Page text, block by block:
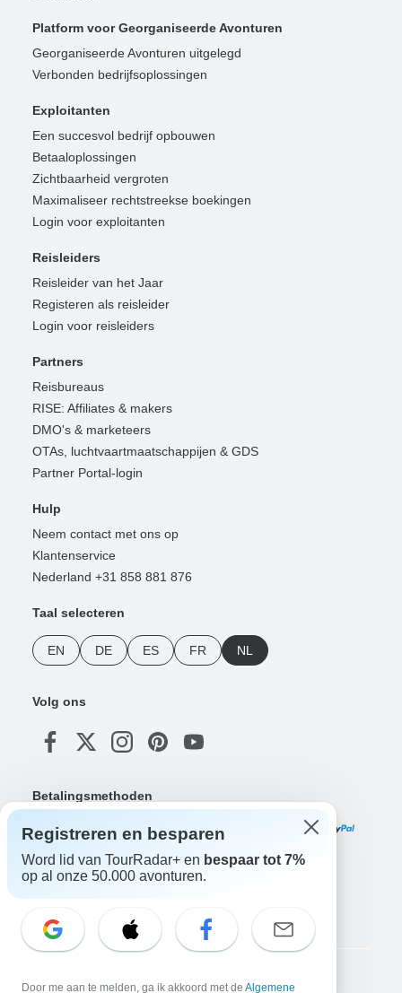
Platform voor Georganiseerde Avonturen
Georganiseerde Avonturen uitgelegd
Verbonden bedrijfsoplossingen
Exploitanten
Een succesvol bedrijf opbouwen
Betaaloplossingen
Zichtbaarheid vergroten
Maximaliseer rechtstreekse boekingen
Login voor exploitanten
Reisleiders
Reisleider van het Jaar
Registeren als reisleider
Login voor reisleiders
Partners
Reisbureaus
RISE: Affiliates & makers
DMO's & marketeers
OTAs, luchtvaartmaatschappijen & GDS
Partner Portal-login
Hulp
Neem contact met ons op
Klantenservice
Nederland +31 858 881 876
Taal selecteren
EN DE ES FR NL
Volg ons
Betalingsmethoden
Registreren en besparen
Word lid van TourRadar+ en bespaar tot 7%
op al onze 50.000 avonturen.
Door me aan te melden, ga ik akkoord met de Algemene